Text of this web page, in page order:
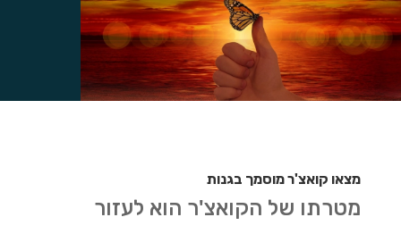
מצאו קואצ'ר מוסמך בגנות
מטרתו של הקואצ'ר הוא לעזור